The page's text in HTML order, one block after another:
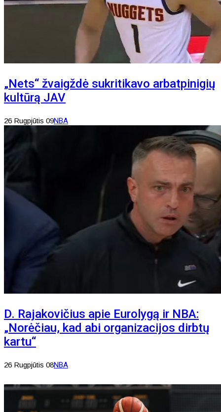
„Nets“ žvaigždė sukritikavo arbatpinigių
kultūrą JAV
26 Rugpjūtis 09NBA
D. Rajakovičius apie Eurolygą ir NBA:
„Norėčiau, kad abi organizacijos dirbtų
kartu“
26 Rugpjūtis 08NBA